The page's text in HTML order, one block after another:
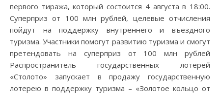
первого тиража, который состоится 4 августа в 18:00.
Суперприз от 100 млн рублей, целевые отчисления
пойдут на поддержку внутреннего и въездного
туризма. Участники помогут развитию туризма и смогут
претендовать на суперприз от 100 млн рублей
Распространитель государственных лотерей
«Столото» запускает в продажу государственную
лотерею в поддержку туризма – «Золотое кольцо от